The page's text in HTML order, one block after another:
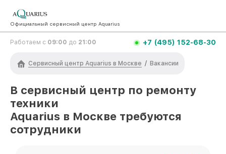
Официальный сервисный центр Aquarius
Работаем с 09:00 до 21:00 +7 (495) 152-68-30
Сервисный центр Aquarius в Москве / Вакансии
В сервисный центр по ремонту
техники
Aquarius в Москве требуются
сотрудники